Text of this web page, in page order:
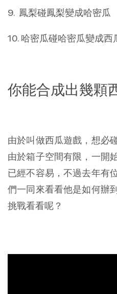
9. 鳳梨碰鳳梨變成哈密瓜
10. 哈密瓜碰哈密瓜變成西
你能合成出幾顆
由於叫做西瓜遊戲，想必
由於箱子空間有限，一開
已經不容易，不過去年有
們一同來看看他是如何辦
挑戰看看呢？